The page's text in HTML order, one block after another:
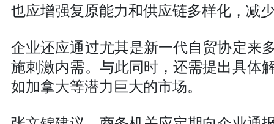
也应增强复原能力和供应链多样化，减
企业还应通过尤其是新一代自贸协定来
施刺激内需。与此同时，还需提出具体
如加拿大等潜力巨大的市场。